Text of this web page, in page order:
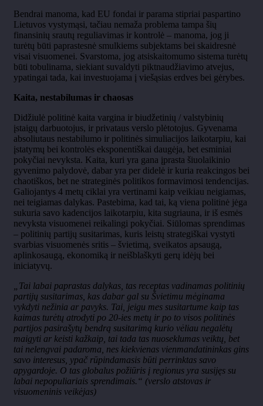
Bendrai manoma, kad EU fondai ir parama stipriai paspartino
Lietuvos vystymąsi, tačiau nemaža problema tampa šių
finansinių srautų reguliavimas ir kontrolė – manoma, jog ji
turėtų būti paprastesnė smulkiems subjektams bei skaidresnė
visai visuomenei. Svarstoma, jog atsiskaitomumo sistema turėtų
būti tobulinama, siekiant suvaldyti piktnaudžiavimo atvejus,
ypatingai tada, kai investuojama į viešąsias erdves bei gėrybes.
Kaita, nestabilumas ir chaosas
Didžiulė politinė kaita vargina ir biudžetinių / valstybinių
įstaigų darbuotojus, ir privataus verslo plėtotojus. Gyvenama
absoliutaus nestabilumo ir politinės simuliacijos laikotarpiu, kai
įstatymų bei kontrolės eksponentiškai daugėja, bet esminiai
pokyčiai nevyksta. Kaita, kuri yra gana įprasta šiuolaikinio
gyvenimo palydovė, dabar yra per didelė ir kuria reakcingos bei
chaotiškos, bet ne strateginės politikos formavimosi tendencijas.
Galiojantys 4 metų ciklai yra vertinami kaip veikiau neigiamas,
nei teigiamas dalykas. Pastebima, kad tai, ką viena politinė jėga
sukuria savo kadencijos laikotarpiu, kita sugriauna, ir iš esmės
nevyksta visuomenei reikalingi pokyčiai. Siūlomas sprendimas
– politinių partijų susitarimas, kuris leistų strategiškai vystyti
svarbias visuomenės sritis – švietimą, sveikatos apsaugą,
aplinkosaugą, ekonomiką ir neišblaškyti gerų idėjų bei
iniciatyvų.
„Tai labai paprastas dalykas, tas receptas vadinamas politinių
partijų susitarimas, kas dabar gal su Švietimu mėginama
vykdyti nežinia ar pavyks. Tai, jeigu mes susitartume kaip tas
kaimas turėtų atrodyti po 20-ies metų ir po to visos politinės
partijos pasirašytų bendrą susitarimą kurio vėliau negalėtų
maigyti ar keisti kažkaip, tai tada tas nuoseklumas veiktų, bet
tai nelengvai padaroma, nes kiekvienas vienmandatininkas gins
savo interesus, ypač rūpindamasis būti perrinktas savo
apygardoje. O tas globalus požiūris į regionus yra susijęs su
labai nepopuliariais sprendimais.“ (verslo atstovas ir
visuomeninis veikėjas)